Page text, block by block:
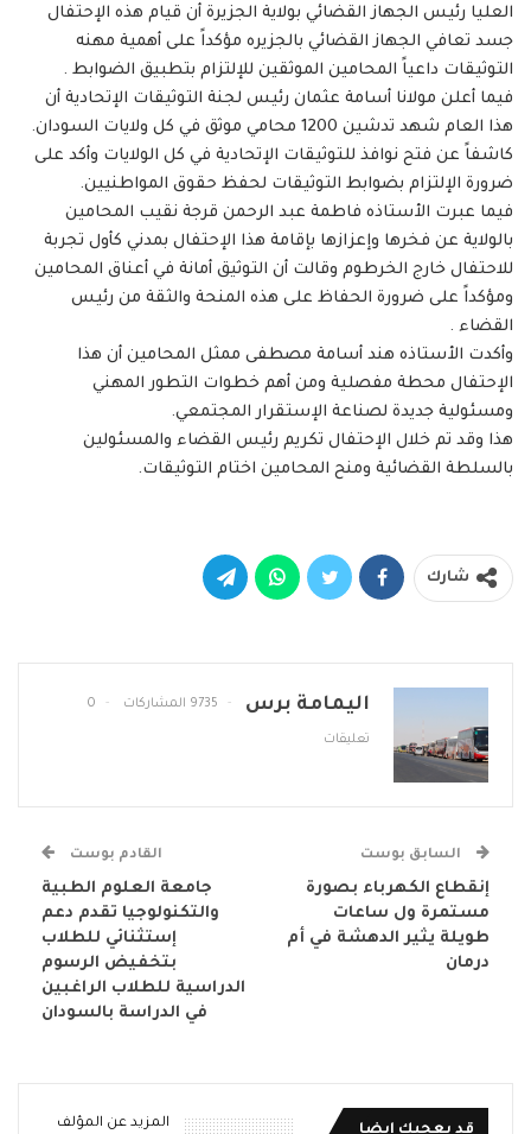
العليا رئيس الجهاز القضائي بولاية الجزيرة أن قيام هذه الإحتفال
جسد تعافي الجهاز القضائي بالجزيره مؤكداً على أهمية مهنه
التوثيقات داعياً المحامين الموثقين للإلتزام بتطبيق الضوابط .
فيما أعلن مولانا أسامة عثمان رئيس لجنة التوثيقات الإتحادية أن
هذا العام شهد تدشين 1200 محامي موثق في كل ولايات السودان.
كاشفاً عن فتح نوافذ للتوثيقات الإتحادية في كل الولايات وأكد على
ضرورة الإلتزام بضوابط التوثيقات لحفظ حقوق المواطنيين.
فيما عبرت الأستاذه فاطمة عبد الرحمن قرجة نقيب المحامين
بالولاية عن فخرها وإعزازها بإقامة هذا الإحتفال بمدني كأول تجربة
للاحتفال خارج الخرطوم وقالت أن التوثيق أمانة في أعناق المحامين
ومؤكداً على ضرورة الحفاظ على هذه المنحة والثقة من رئيس
القضاء .
وأكدت الأستاذه هند أسامة مصطفى ممثل المحامين أن هذا
الإحتفال محطة مفصلية ومن أهم خطوات التطور المهني
ومسئولية جديدة لصناعة الإستقرار المجتمعي.
هذا وقد تم خلال الإحتفال تكريم رئيس القضاء والمسئولين
بالسلطة القضائية ومنح المحامين اختام التوثيقات.
شارك
اليمامة برس 9735 المشاركات 0
تعليقات
السابق بوست
إنقطاع الكهرباء بصورة
مستمرة ول ساعات
طويلة يثير الدهشة في أم
درمان
القادم بوست
جامعة العلوم الطبية
والتكنولوجيا تقدم دعم
إستثنائي للطلاب
بتخفيض الرسوم
الدراسية للطلاب الراغبين
في الدراسة بالسودان
المزيد عن المؤلف